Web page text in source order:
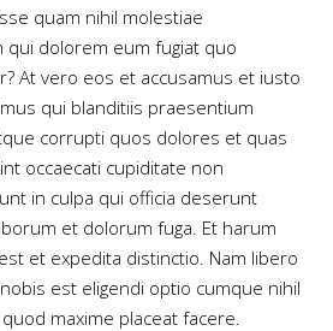
quam nihil molestiae
qui dolorem eum fugiat quo
At vero eos et accusamus et iusto
qui blanditiis praesentium
corrupti quos dolores et quas
occaecati cupiditate non
in culpa qui officia deserunt
et dolorum fuga. Et harum
et expedita distinctio. Nam libero
est eligendi optio cumque nihil
maxime placeat facere.